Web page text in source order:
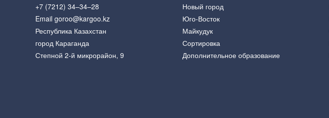
+7 (7212) 34–34–28
Email goroo@kargoo.kz
Республика Казахстан
город Караганда
Степной 2-й микрорайон, 9
Новый город
Юго-Восток
Майкудук
Сортировка
Дополнительное образование